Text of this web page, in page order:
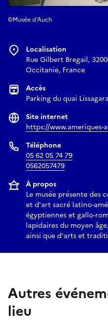
©Musée d'Auch
Localisation
Rue Gilbert Bregail,
Occitanie, France
Accès
Parking du quai
Site internet
https://www.ameriques-
Téléphone
05 62 05 74 79
0562057479
À propos
Le musée présente
et d'art sacré latino-
égyptiennes et gallo-
lapidaires du moyen
ainsi que d'arts et
Autres
lieu